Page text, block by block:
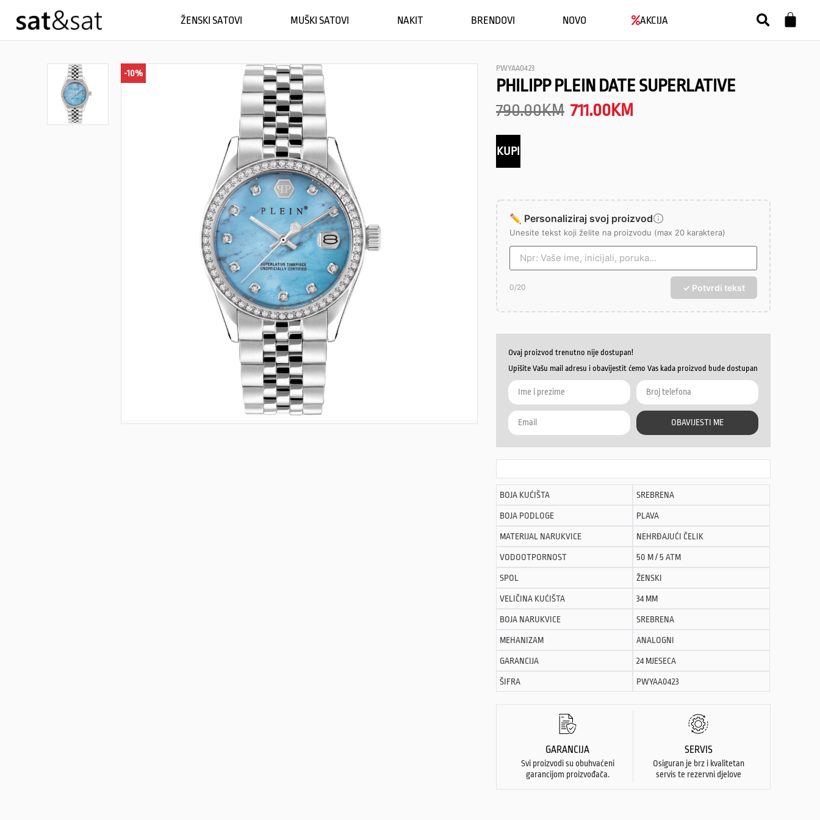
ŽENSKI SATOVI MUŠKI SATOVI NAKIT BRENDOVI NOVO AKCIJA
-10%
PWYAA0423
PHILIPP PLEIN DATE SUPERLATIVE
790.00KM 711.00KM
KUPI
✏️ Personaliziraj svoj proizvod
Unesite tekst koji želite na proizvodu (max 20 karaktera)
0/20 ✓ Potvrdi tekst
Ovaj proizvod trenutno nije dostupan!
Upišite Vašu mail adresu i obavijestit ćemo Vas kada proizvod bude dostupan
OBAVIJESTI ME
BOJA KUĆIŠTA SREBRENA
BOJA PODLOGE PLAVA
MATERIJAL NARUKVICE NEHRĐAJUĆI ČELIK
VODOOTPORNOST 50 M / 5 ATM
SPOL ŽENSKI
VELIČINA KUĆIŠTA 34 MM
BOJA NARUKVICE SREBRENA
MEHANIZAM ANALOGNI
GARANCIJA 24 MJESECA
ŠIFRA PWYAA0423
GARANCIJA
Svi proizvodi su obuhvaćeni
garancijom proizvođača.
SERVIS
Osiguran je brz i kvalitetan
servis te rezervni djelove